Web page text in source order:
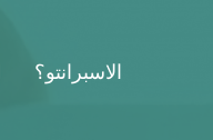
الاسبرانتو؟